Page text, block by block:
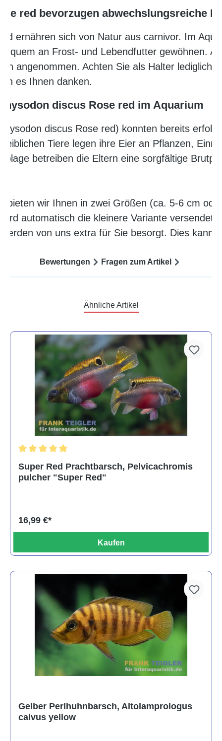
red bevorzugen abwechslungsreiche
ernähren sich von Natur aus carnivor. Im
an Frost- und Lebendfutter gewöhnen.
angenommen. Achten Sie als Halter lediglich
es Ihnen danken.
discus Rose red im Aquarium
discus Rose red) konnten bereits
Tiere legen ihre Eier an Pflanzen,
betreiben die Eltern eine sorgfältige
bieten wir Ihnen in zwei Größen (ca. 5-6 cm
automatisch die kleinere Variante versendet.
von uns extra für Sie besorgt. Dies kann
Bewertungen Fragen zum Artikel
Ähnliche Artikel
Super Red Prachtbarsch, Pelvicachromis
pulcher "Super Red"
16,99 €*
Kaufen
Gelber Perlhuhnbarsch, Altolamprologus
calvus yellow